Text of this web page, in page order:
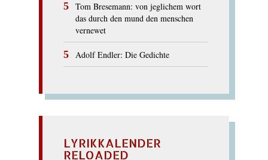
Tom Bresemann: von jeglichem wort
das durch den mund den menschen
vernewet
Adolf Endler: Die Gedichte
LYRIKKALENDER
RELOADED